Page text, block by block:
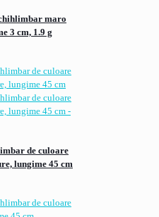
maro
3 cm, 1.9 g
de culoare
lungime 45 cm